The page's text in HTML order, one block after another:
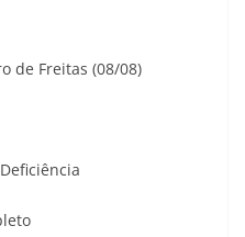
de Freitas (08/08)